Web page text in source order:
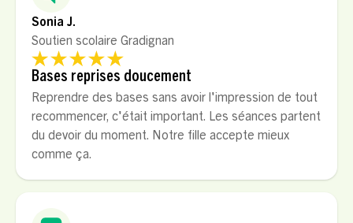
Sonia J.
Soutien scolaire Gradignan
Bases reprises doucement
Reprendre des bases sans avoir l'impression de tout
recommencer, c'était important. Les séances partent
du devoir du moment. Notre fille accepte mieux
comme ça.